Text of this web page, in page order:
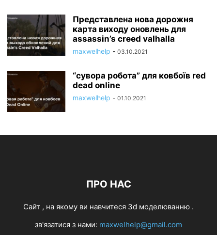
Представлена нова дорожня
карта виходу оновлень для
assassin’s creed valhalla
maxwelhelp - 03.10.2021
“сувора робота” для ковбоїв red
dead online
maxwelhelp - 01.10.2021
ПРО НАС
Cайт , на якому ви навчитеся 3d моделюванню .
зв'язатися з нами: maxwelhelp@gmail.com